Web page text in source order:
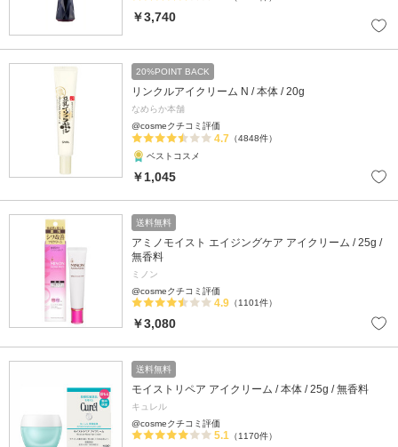
￥3,740
20%POINT BACK
リンクルアイクリーム N / 本体 / 20g
なめらか本舗
@cosmeクチコミ評価
4.7 （4848件）
ベストコスメ
￥1,045
送料無料
アミノモイスト エイジングケア アイクリーム / 25g /
無香料
ミノン
@cosmeクチコミ評価
4.9 （1101件）
￥3,080
送料無料
モイストリペア アイクリーム / 本体 / 25g / 無香料
キュレル
@cosmeクチコミ評価
5.1 （1170件）